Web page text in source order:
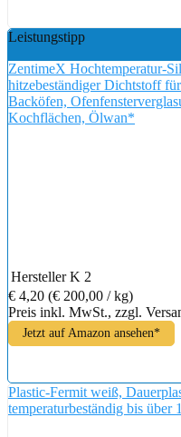
Leistungstipp
ZentimeX Hochtemperatur-
hitzebeständiger Dichtstoff
Backöfen,
Kochflächen, Ölwan*
Hersteller K 2
€ 4,20 (€ 200,00 / kg)
Preis inkl. MwSt., zzgl.
Jetzt auf Amazon ansehen*
Plastic-Fermit weiß,
temperaturbeständig bis über